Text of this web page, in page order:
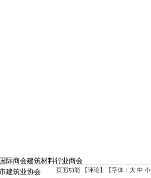
际商会建筑材料行业商会
建筑业协会
页面功能 【评论】【字体： 大 中 小